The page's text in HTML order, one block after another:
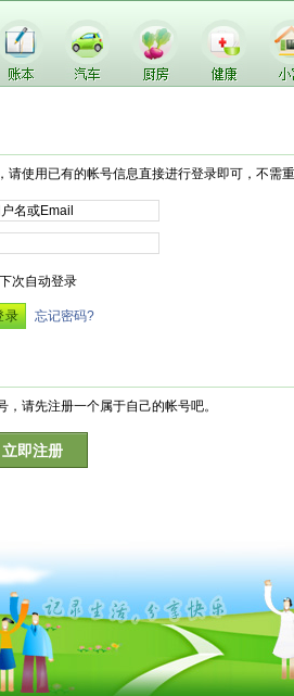
请使用已有的帐号信息直接进行登录即可，不需
下次自动登录
忘记密码?
请先注册一个属于自己的帐号吧。
立即注册